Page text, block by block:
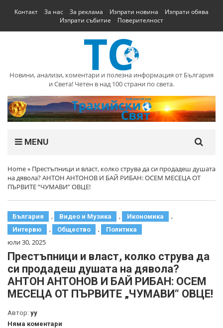
Контакт За нас За реклама Изпрати новина
Изпрати обява
Изпрати събитие
Поверителност
Новини, анализи, коментари и полезна информация от България
и Света! Четен в над 100 страни по света.
MENU
Home» Престъпници и власт, колко струва да си продадеш душата
на дявола? АНТОН АНТОНОВ И БАЙ РИБАН: ОСЕМ МЕСЕЦА ОТ
ПЪРВИТЕ “ЧУМАВИ” ОВЦЕ!
България , Видео и Музика , Икономика ,
Интервю , Общество , Политика
юли 30, 2025
Престъпници и власт, колко струва да
си продадеш душата на дявола?
АНТОН АНТОНОВ И БАЙ РИБАН: ОСЕМ
МЕСЕЦА ОТ ПЪРВИТЕ „ЧУМАВИ“ ОВЦЕ!
Автор: yy
Няма коментари